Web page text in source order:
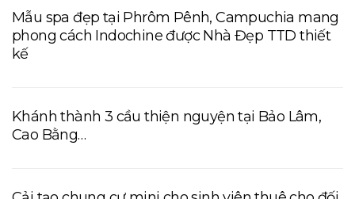
Mẫu spa đẹp tại Phrôm Pênh, Campuchia mang
phong cách Indochine được Nhà Đẹp TTD thiết
kế
Khánh thành 3 cầu thiện nguyện tại Bảo Lâm,
Cao Bằng…